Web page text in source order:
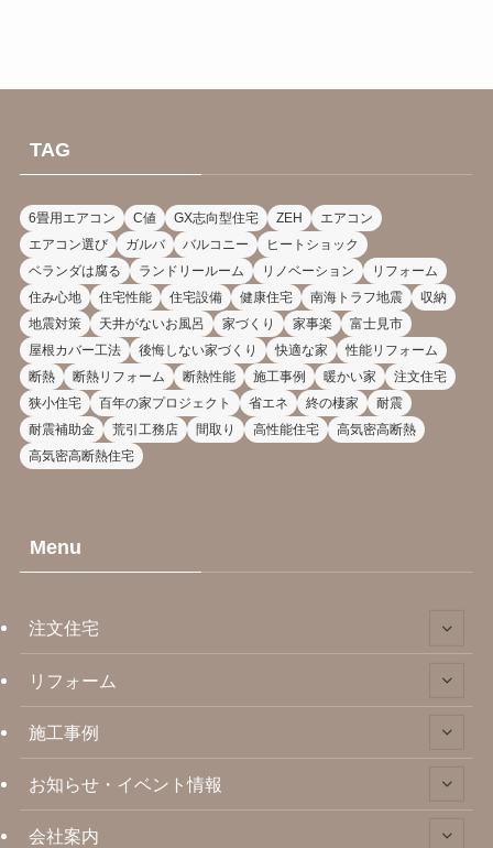
TAG
6畳用エアコン C値 GX志向型住宅 ZEH
エアコン
エアコン選び
ガルバ バルコニー
ヒートショック
ベランダは腐る
ランドリールーム リノベーション
リフォーム
住み心地
住宅性能 住宅設備 健康住宅 南海トラフ地震
収納
地震対策
天井がないお風呂 家づくり 家事楽
富士見市
屋根カバー工法
後悔しない家づくり 快適な家
性能リフォーム
断熱
断熱リフォーム 断熱性能 施工事例 暖かい家
注文住宅
狭小住宅
百年の家プロジェクト 省エネ 終の棲家
耐震
耐震補助金
荒引工務店 間取り 高性能住宅
高気密高断熱
高気密高断熱住宅
Menu
注文住宅
リフォーム
施工事例
お知らせ・イベント情報
会社案内